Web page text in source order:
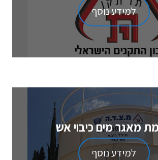
למידע נוסף
מאגר מים כיבוי אש
למידע נוסף